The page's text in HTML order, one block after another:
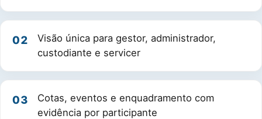
02
Visão única para gestor, administrador,
custodiante e servicer
03
Cotas, eventos e enquadramento com
evidência por participante